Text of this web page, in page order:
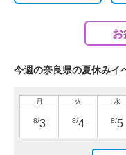
今週の奈良県の夏休みイ
月
8/3
火
8/4
水
8/5